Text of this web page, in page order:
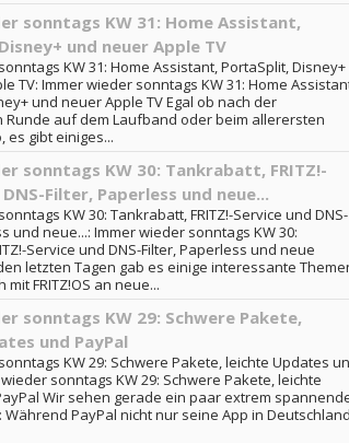
sonntags KW 31: Home Assistant,
und neuer Apple TV
KW 31: Home Assistant, PortaSplit, Disney+
TV: Immer wieder sonntags KW 31: Home
und neuer Apple TV Egal ob nach der
Runde auf dem Laufband oder beim allerersten
es gibt einiges...
sonntags KW 30: Tankrabatt, FRITZ!-
Filter, Paperless und neue...
KW 30: Tankrabatt, FRITZ!-Service und DNS-
und neue...: Immer wieder sonntags KW 30:
Service und DNS-Filter, Paperless und neue
letzten Tagen gab es einige interessante
mit FRITZ!OS an neue...
sonntags KW 29: Schwere Pakete,
und PayPal
KW 29: Schwere Pakete, leichte Updates
sonntags KW 29: Schwere Pakete, leichte
Wir sehen gerade ein paar extrem
Während PayPal nicht nur seine App in Deutschland